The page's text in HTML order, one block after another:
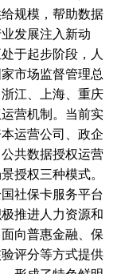
规模，帮助数据
发展注入新动
于起步阶段，人
市场监督管理总
江、上海、重庆
营机制。当前实
运营公司、政企
共数据授权运营
授权三种模式。
社保卡服务平台
推进人力资源和
向普惠金融、保
评分等方式提供